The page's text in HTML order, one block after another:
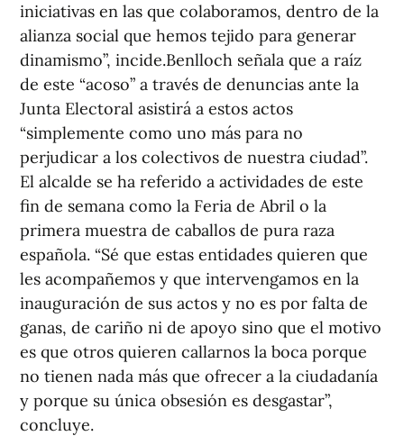
iniciativas en las que colaboramos, dentro de la
alianza social que hemos tejido para generar
dinamismo”, incide.Benlloch señala que a raíz
de este “acoso” a través de denuncias ante la
Junta Electoral asistirá a estos actos
“simplemente como uno más para no
perjudicar a los colectivos de nuestra ciudad”.
El alcalde se ha referido a actividades de este
fin de semana como la Feria de Abril o la
primera muestra de caballos de pura raza
española. “Sé que estas entidades quieren que
les acompañemos y que intervengamos en la
inauguración de sus actos y no es por falta de
ganas, de cariño ni de apoyo sino que el motivo
es que otros quieren callarnos la boca porque
no tienen nada más que ofrecer a la ciudadanía
y porque su única obsesión es desgastar”,
concluye.